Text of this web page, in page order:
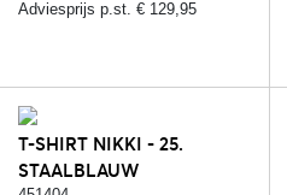
Adviesprijs p.st. € 129,95
T-SHIRT NIKKI - 25.
STAALBLAUW